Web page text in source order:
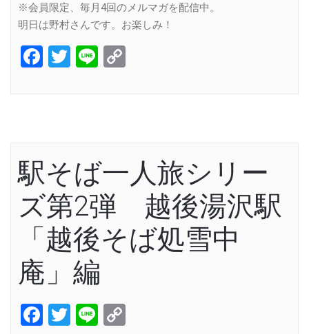
※会員限定、毎月4回のメルマガを配信中。
明日は野村さんです。お楽しみ！
Facebook
Twitter
Line
駅そば一人旅シリー
ズ第2弾 越後湯沢駅
「越後そば処雪中
庵」編
Facebook
Twitter
Line